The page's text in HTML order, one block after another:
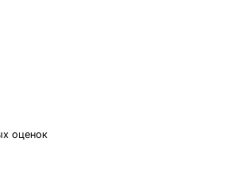
оценок